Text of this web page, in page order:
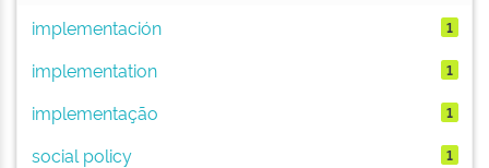
implementación
1
implementation 1
implementação 1
social policy 1